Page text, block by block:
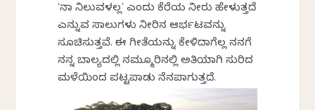
ʻನಾ ನಿಲುವಳಲ್ಲʼ ಎಂದು ಕೆರೆಯ ನೀರು ಹೇಳುತ್ತದೆ
ಎನ್ನುವ ಸಾಲುಗಳು ನೀರಿನ ಆರ್ಭಟವನ್ನು
ಸೂಚಿಸುತ್ತವೆ. ಈ ಗೀತೆಯನ್ನು ಕೇಳಿದಾಗೆಲ್ಲ ನನಗೆ
ನನ್ನ ಬಾಲ್ಯದಲ್ಲಿ ನಮ್ಮೂರಿನಲ್ಲಿ ಅತಿಯಾಗಿ ಸುರಿದ
ಮಳೆಯಿಂದ ಪಟ್ಟಪಾಡು ನೆನಪಾಗುತ್ತದೆ.